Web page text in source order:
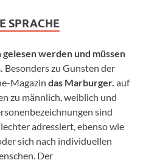
SPRACHE
werden und müssen
Besonders zu Gunsten der
Magazin das Marburger. auf
zu männlich, weiblich und
sind
adressiert, ebenso wie
sich nach individuellen
Der